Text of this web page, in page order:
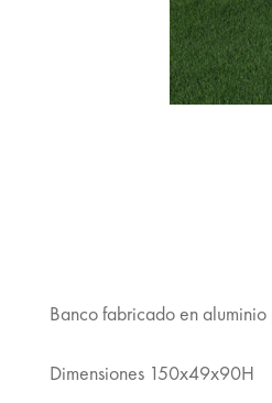
Banco fabricado en
Dimensiones 150x49x90H